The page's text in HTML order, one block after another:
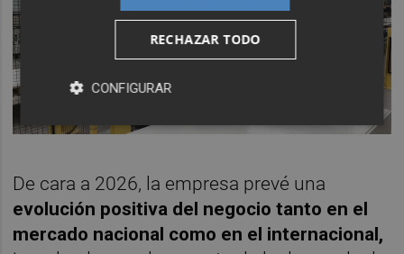
De cara a 2026, la empresa prevé una
evolución positiva del negocio tanto en el
mercado nacional como en el internacional,
RECHAZAR TODO
CONFIGURAR